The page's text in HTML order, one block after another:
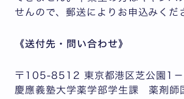
せんので、郵送によりお申込みくだ
《送付先・問い合わせ》
〒105-8512 東京都港区芝公園1
慶應義塾大学薬学部学生課 薬剤師